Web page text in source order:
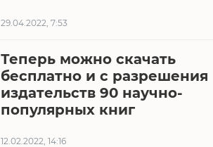
29.04.2022, 7:53
Теперь можно скачать
бесплатно и с разрешения
издательств 90 научно-
популярных книг
12.02.2022, 14:16